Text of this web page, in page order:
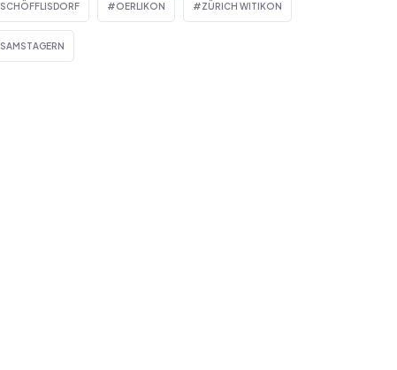
SCHÖFFLISDORF OERLIKON ZÜRICH WITIKON
SAMSTAGERN